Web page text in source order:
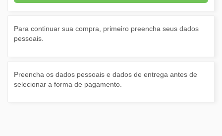
Para continuar sua compra, primeiro preencha seus dados
pessoais.
Preencha os dados pessoais e dados de entrega antes de
selecionar a forma de pagamento.